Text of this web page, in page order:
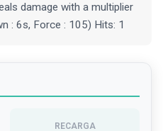
damage with a multiplier
: 6s, Force : 105) Hits: 1
RECARGA